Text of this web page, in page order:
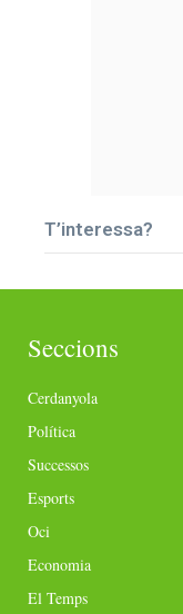
T’interessa?
Seccions
Cerdanyola
Política
Successos
Esports
Oci
Economia
El Temps